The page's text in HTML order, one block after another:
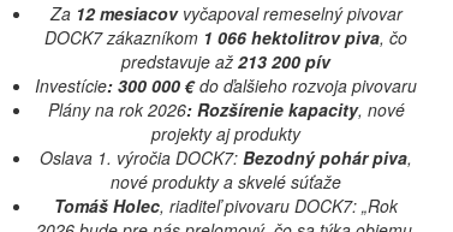
Za 12 mesiacovvyčapoval remeselný pivovar
DOCK7 zákazníkom 1 066 hektolitrov piva, čo
predstavuje až 213 200 pív
Investície: 300 000 €do ďalšieho rozvoja pivovaru
Plány na rok 2026: Rozšírenie kapacity, nové
projekty aj produkty
Oslava 1. výročia DOCK7: Bezodný pohár piva,
nové produkty a skvelé súťaže
Tomáš Holec, riaditeľ pivovaru DOCK7: „Rok